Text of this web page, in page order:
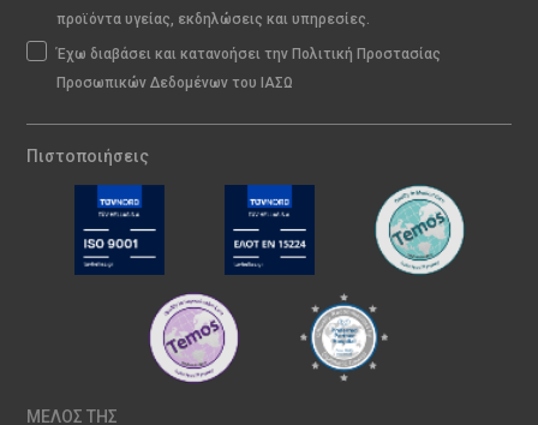
προϊόντα υγείας, εκδηλώσεις και υπηρεσίες.
Έχω διαβάσει και κατανοήσει την Πολιτική Προστασίας
Προσωπικών Δεδομένων του ΙΑΣΩ
Πιστοποιήσεις
ΜΕΛΟΣ ΤΗΣ